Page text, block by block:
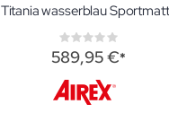
Titania wasserblau
Rating:
0%
589,95 €